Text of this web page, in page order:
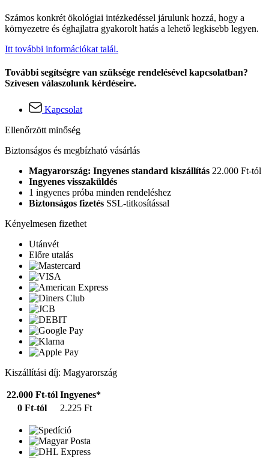
Számos konkrét ökológiai intézkedéssel járulunk hozzá, hogy a
környezetre és éghajlatra gyakorolt hatás a lehető legkisebb legyen.
Itt további információkat talál.
További segítségre van szüksége rendelésével kapcsolatban?
Szívesen válaszolunk kérdéseire.
Kapcsolat
Ellenőrzött minőség
Biztonságos és megbízható vásárlás
Magyarország: Ingyenes standard kiszállítás 22.000 Ft-tól
Ingyenes visszaküldés
1 ingyenes próba minden rendeléshez
Biztonságos fizetés SSL-titkosítással
Kényelmesen fizethet
Utánvét
Előre utalás
Kiszállítási díj: Magyarország
22.000 Ft-tól Ingyenes*
0 Ft-tól
2.225 Ft